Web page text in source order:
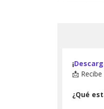
¡
📩
¿Qué